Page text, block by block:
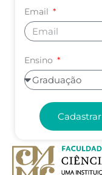
Email
Ensino
Cadastrar